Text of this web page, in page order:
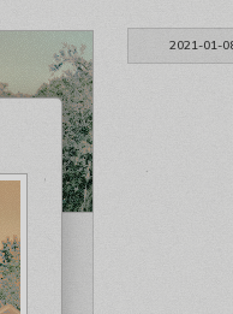
2021-01-